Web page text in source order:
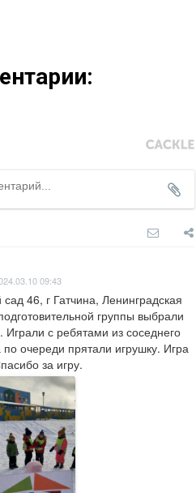
09:43
46, г Гатчина, Ленинградская
группы выбрали
Играли с ребятами из соседнего
по очереди прятали игрушку. Игра
за игру.